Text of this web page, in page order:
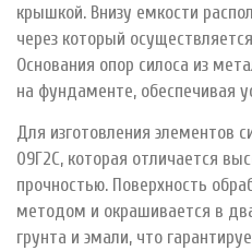
крышкой. Внизу емкости
через который
Основания опор силоса из
на фундаменте, обеспечивая
Для изготовления элементов
09Г2С, которая отличается
прочностью. Поверхность
методом и окрашивается в
грунта и эмали, что